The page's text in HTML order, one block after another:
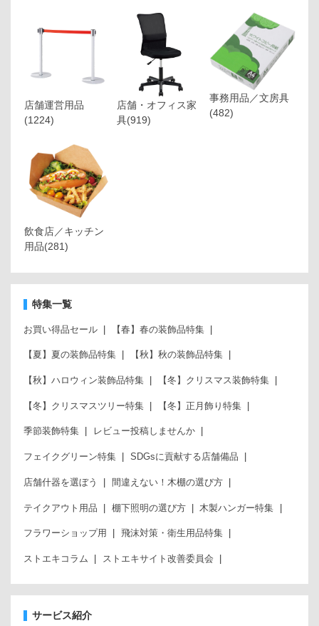
店舗運営用品
(1224)
店舗・オフィス家
具(919)
事務用品／文房具
(482)
飲食店／キッチン
用品(281)
特集一覧
お買い得品セール 【春】春の装飾品特集
【夏】夏の装飾品特集 【秋】秋の装飾品特集
【秋】ハロウィン装飾品特集 【冬】クリスマス装飾特集
【冬】クリスマスツリー特集 【冬】正月飾り特集
季節装飾特集 レビュー投稿しませんか
フェイクグリーン特集 SDGsに貢献する店舗備品
店舗什器を選ぼう 間違えない！木棚の選び方
テイクアウト用品 棚下照明の選び方 木製ハンガー特集
フラワーショップ用 飛沫対策・衛生用品特集
ストエキコラム ストエキサイト改善委員会
サービス紹介